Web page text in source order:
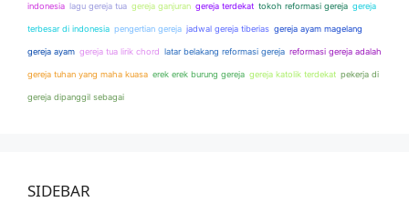
indonesia lagu gereja tua gereja ganjuran gereja terdekat tokoh reformasi gereja gereja
terbesar di indonesia pengertian gereja jadwal gereja tiberias gereja ayam magelang
gereja ayam gereja tua lirik chord latar belakang reformasi gereja reformasi gereja adalah
gereja tuhan yang maha kuasa erek erek burung gereja gereja katolik terdekat pekerja di
gereja dipanggil sebagai
SIDEBAR